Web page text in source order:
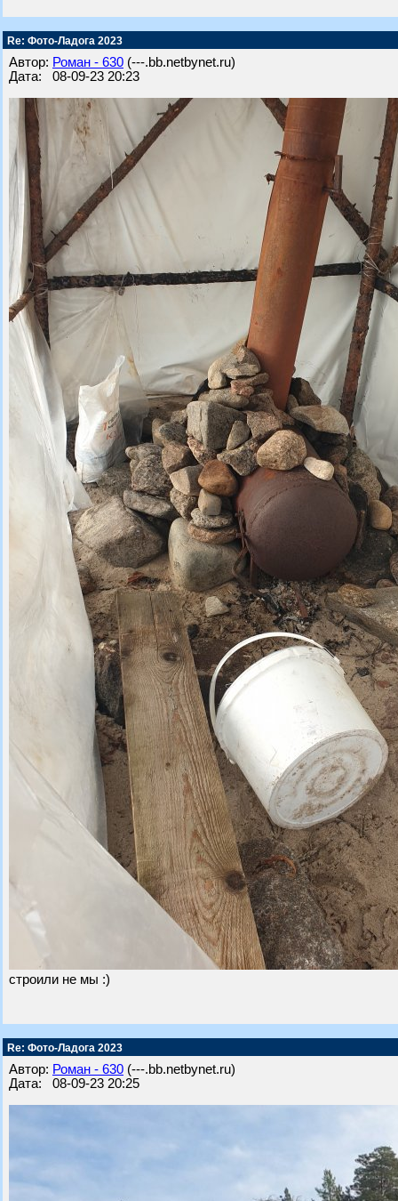
Re: Фото-Ладога 2023
Автор: Роман - 630 (---.bb.netbynet.ru)
Дата: 08-09-23 20:23
строили не мы :)
Re: Фото-Ладога 2023
Автор: Роман - 630 (---.bb.netbynet.ru)
Дата: 08-09-23 20:25